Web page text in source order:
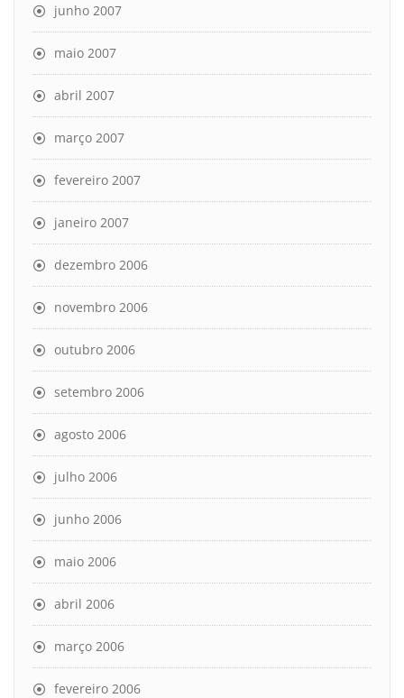
junho 2007
maio 2007
abril 2007
março 2007
fevereiro 2007
janeiro 2007
dezembro 2006
novembro 2006
outubro 2006
setembro 2006
agosto 2006
julho 2006
junho 2006
maio 2006
abril 2006
março 2006
fevereiro 2006